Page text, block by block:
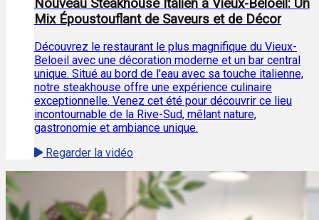
Nouveau Steakhouse Italien à Vieux-Beloeil: Un
Mix Époustouflant de Saveurs et de Décor
Découvrez le restaurant le plus magnifique du Vieux-
Beloeil avec une décoration moderne et un bar central
unique. Situé au bord de l'eau avec sa touche italienne,
notre steakhouse offre une expérience culinaire
exceptionnelle. Venez cet été pour découvrir ce lieu
incontournable de la Rive-Sud, mêlant nature,
gastronomie et ambiance unique.
Regarder la vidéo